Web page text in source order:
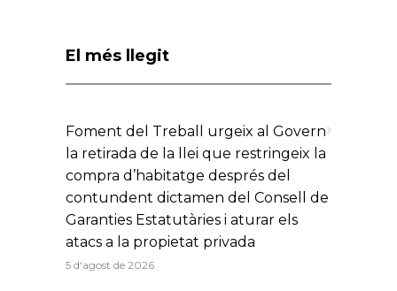
El més llegit
Foment del Treball urgeix al Govern
la retirada de la llei que restringeix la
compra d’habitatge després del
contundent dictamen del Consell de
Garanties Estatutàries i aturar els
atacs a la propietat privada
5 d'agost de 2026